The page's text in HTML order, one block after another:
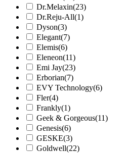
Dr.Melaxin(23)
Dr.Reju-All(1)
Dyson(3)
Elegant(7)
Elemis(6)
Eleneon(11)
Emi Jay(23)
Erborian(7)
EVY Technology(6)
Fler(4)
Frankly(1)
Geek & Gorgeous(11)
Genesis(6)
GESKE(3)
Goldwell(22)